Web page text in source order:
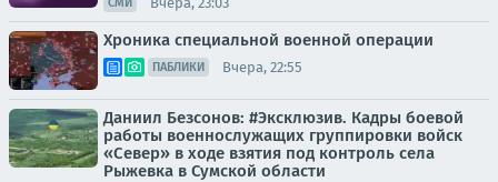
Хроника специальной военной операции
ПАБЛИКИ Вчера, 22:55
Даниил Безсонов: #Эксклюзив. Кадры боевой
работы военнослужащих группировки войск
«Север» в ходе взятия под контроль села
Рыжевка в Сумской области